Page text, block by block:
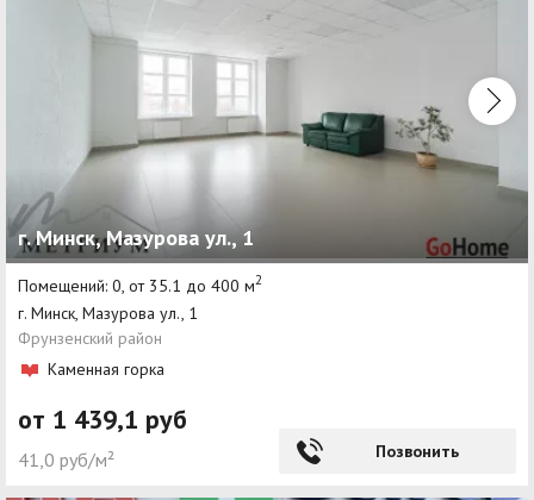
г. Минск, Мазурова ул., 1
Помещений: 0, от 35.1 до 400 м2
г. Минск, Мазурова ул., 1
Фрунзенский район
Каменная горка
от 1 439,1 руб
41,0 руб/м² Позвонить